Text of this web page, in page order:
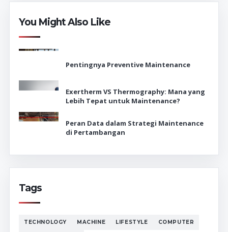
You Might Also Like
Pentingnya Preventive Maintenance
Exertherm VS Thermography: Mana yang
Lebih Tepat untuk Maintenance?
Peran Data dalam Strategi Maintenance
di Pertambangan
Tags
TECHNOLOGY MACHINE LIFESTYLE COMPUTER